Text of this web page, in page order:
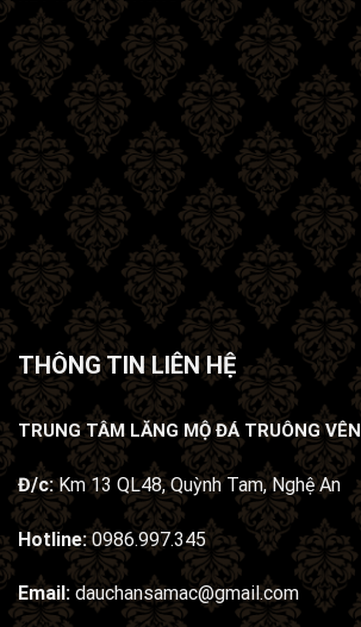
THÔNG TIN LIÊN HỆ
TRUNG TÂM LĂNG MỘ ĐÁ TRUÔNG VÊN
Đ/c:Km 13 QL48, Quỳnh Tam, Nghệ An
Hotline: 0986.997.345
Email: dauchansamac@gmail.com